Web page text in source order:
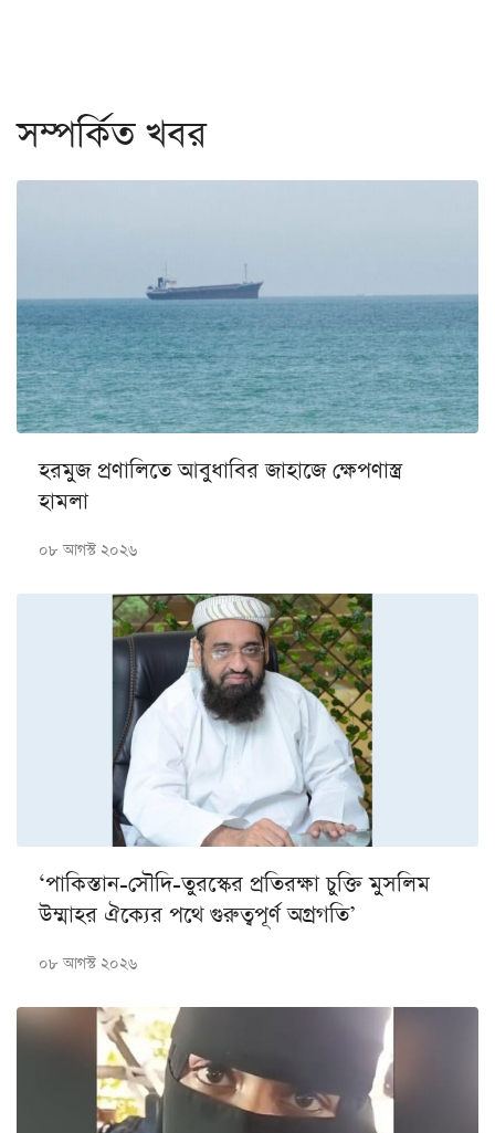
সম্পর্কিত খবর
হরমুজ প্রণালিতে আবুধাবির জাহাজে ক্ষেপণাস্ত্র
হামলা
০৮ আগস্ট ২০২৬
‘পাকিস্তান-সৌদি-তুরস্কের প্রতিরক্ষা চুক্তি মুসলিম
উম্মাহর ঐক্যের পথে গুরুত্বপূর্ণ অগ্রগতি’
০৮ আগস্ট ২০২৬